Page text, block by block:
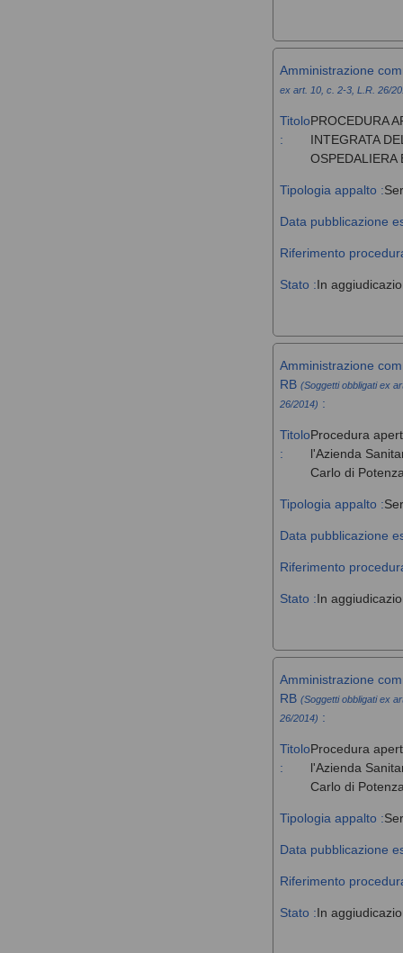
Amministrazione
ex art. 10, c. 2-3, L.R. 26/
Titolo
:
PROCEDURA
INTEGRATA
OSPEDALIERA
Tipologia appalto :
Data pubblicazione
Riferimento
Stato :In
Amministrazione
RB (Soggetti obbligati ex
26/2014) :
Titolo
:
Procedura
l'Azienda
Carlo di
Tipologia appalto :
Data pubblicazione
Riferimento
Stato :In
Amministrazione
RB (Soggetti obbligati ex
26/2014) :
Titolo
:
Procedura
l'Azienda
Carlo di
Tipologia appalto :
Data pubblicazione
Riferimento
Stato :In